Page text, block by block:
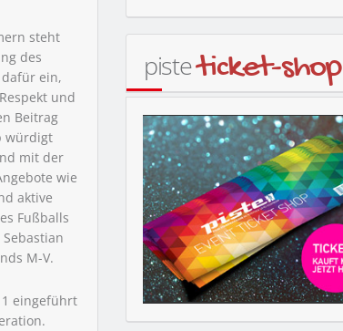
steht
des
ein,
und
Beitrag
würdigt
mit der
wie
aktive
Fußballs
M-V.
eingeführt
pisteticket-shop